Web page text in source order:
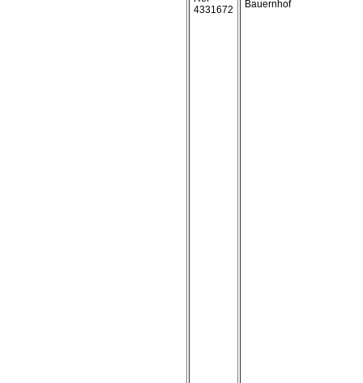
4331672
Bauernhof